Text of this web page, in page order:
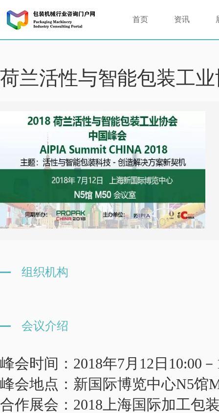
首页 资讯
荷兰活性与智能包装工
组织机构
会议介绍
峰会时间：2018年7月12日10:00
峰会地点：新国际博览中心N5馆
合作展会：2018上海国际加工包